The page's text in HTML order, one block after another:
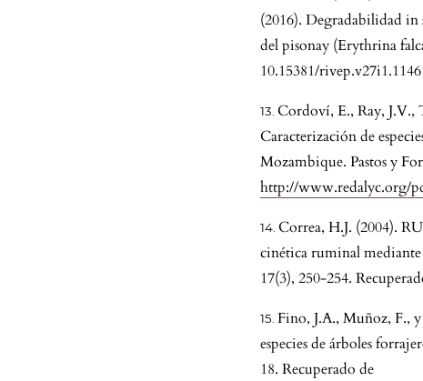
(2016). Degradabilidad in
del pisonay (Erythrina
10.15381/
Cordoví, E., Ray, J.V.,
Caracterización de
Mozambique. Pastos y
http://www.redalyc.org/
Correa, H.J. (2004).
cinética ruminal
17(3), 250-254.
Fino, J.A., Muñoz, F.,
especies de árboles
18. Recuperado de